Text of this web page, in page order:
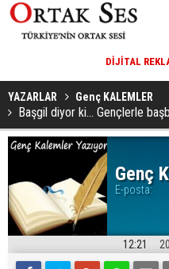
DIJITAL
YAZARLAR Genç KALEMLER
Başgil diyor ki… Gençlerle
Genç
E-posta:
12:21